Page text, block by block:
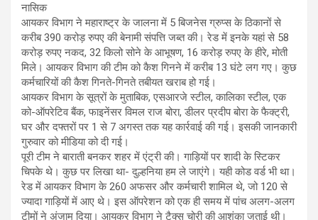
नासिक
आयकर विभाग ने महाराष्ट्र के जालना में 5 बिजनेस ग्रुप्स के ठिकानों से
करीब 390 करोड़ रुपए की बेनामी संपत्ति जब्त की। रेड में इनके यहां से 58
करोड़ रुपए नकद, 32 किलो सोने के आभूषण, 16 करोड़ रुपए के हीरे, मोती
मिले। आयकर विभाग की टीम को कैश गिनने में करीब 13 घंटे लग गए। कुछ
कर्मचारियों की कैश गिनते-गिनते तबीयत खराब हो गई।
आयकर विभाग के सूत्रों के मुताबिक, एसआरजे स्टील, कालिका स्टील, एक
को-ऑपरेटिव बैंक, फाइनेंसर विमल राज बोरा, डीलर प्रदीप बोरा के फैक्ट्री,
घर और दफ्तरों पर 1 से 7 अगस्त तक यह कार्रवाई की गई। इसकी जानकारी
गुरुवार को मीडिया को दी गई।
पूरी टीम ने बाराती बनकर शहर में एंट्री की। गाड़ियों पर शादी के स्टिकर
चिपके थे। कुछ पर लिखा था- दुल्हनिया हम ले जाएंगे। यही कोड वर्ड भी था।
रेड में आयकर विभाग के 260 अफसर और कर्मचारी शामिल थे, जो 120 से
ज्यादा गाड़ियों में आए थे। इस ऑपरेशन को एक ही समय में पांच अलग-अलग
टीमों ने अंजाम दिया। आयकर विभाग ने टैक्स चोरी की आशंका जताई थी।